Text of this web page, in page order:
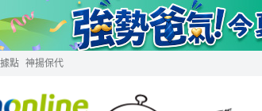
點 神揚保代